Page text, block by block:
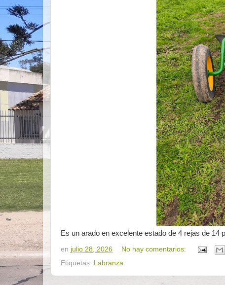
Es un arado en excelente estado de 4 rejas de
en julio 28, 2026
No hay comentarios:
Etiquetas: Labranza